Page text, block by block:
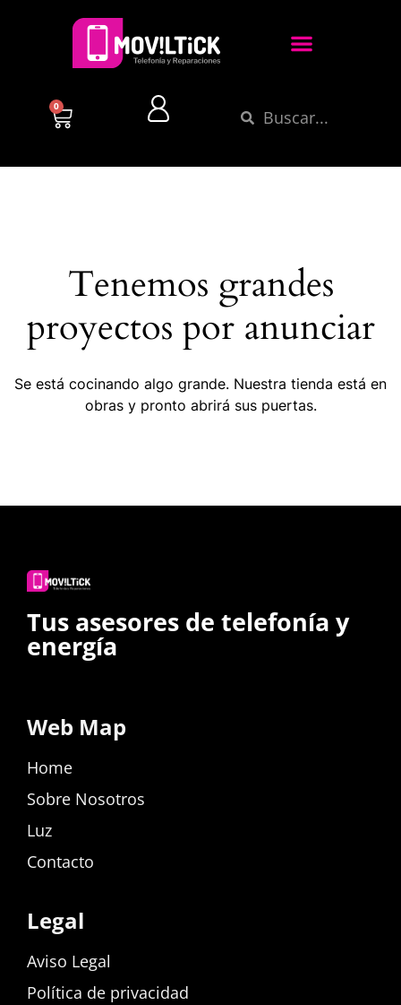
0
Tenemos grandes
proyectos por anunciar
Se está cocinando algo grande. Nuestra tienda está en
obras y pronto abrirá sus puertas.
Tus asesores de telefonía y
energía
Web Map
Home
Sobre Nosotros
Luz
Contacto
Legal
Aviso Legal
Política de privacidad